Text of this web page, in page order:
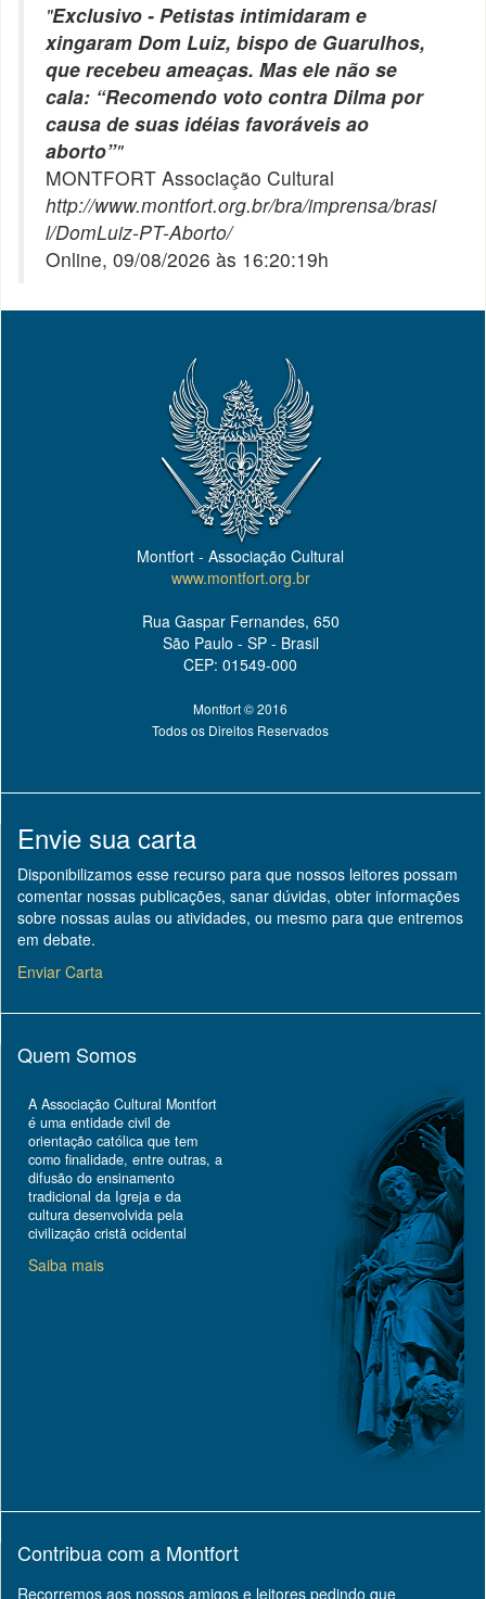
"Exclusivo - Petistas intimidaram e
xingaram Dom Luiz, bispo de Guarulhos,
que recebeu ameaças. Mas ele não se
cala: “Recomendo voto contra Dilma por
causa de suas idéias favoráveis ao
aborto”"
MONTFORT Associação Cultural
http://www.montfort.org.br/bra/imprensa/brasi
l/DomLuiz-PT-Aborto/
Online, 09/08/2026 às 16:20:19h
Montfort - Associação Cultural
www.montfort.org.br
Rua Gaspar Fernandes, 650
São Paulo - SP - Brasil
CEP: 01549-000
Montfort © 2016
Todos os Direitos Reservados
Envie sua carta
Disponibilizamos esse recurso para que nossos leitores possam
comentar nossas publicações, sanar dúvidas, obter informações
sobre nossas aulas ou atividades, ou mesmo para que entremos
em debate.
Enviar Carta
Quem Somos
A Associação Cultural Montfort
é uma entidade civil de
orientação católica que tem
como finalidade, entre outras, a
difusão do ensinamento
tradicional da Igreja e da
cultura desenvolvida pela
civilização cristã ocidental
Saiba mais
Contribua com a Montfort
Recorremos aos nossos amigos e leitores pedindo que